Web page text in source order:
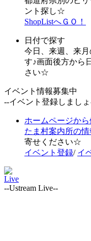
ント探し☆
ShopListへＧＯ！
日付で探す
今日、来週、来
す♪画面後方から
さい☆
イベント情報募集中
--イベント登録しまし
ホームページか
たま村案内所の
寄せください☆
イベント登録/ イ
Live
--Ustream Live--